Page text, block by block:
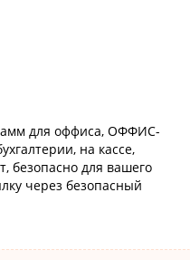
для оффиса, ОФФИС-
на кассе,
безопасно для вашего
через безопасный